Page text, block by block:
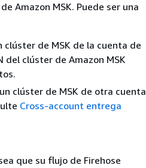
Amazon MSK. Puede ser una
de MSK de la cuenta de
del clúster de Amazon MSK
clúster de MSK de otra cuenta
Cross-account entrega
que su flujo de Firehose